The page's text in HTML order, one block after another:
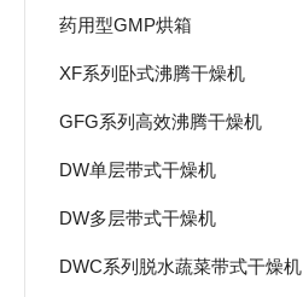
药用型GMP烘箱
XF系列卧式沸腾干燥机
GFG系列高效沸腾干燥机
DW单层带式干燥机
DW多层带式干燥机
DWC系列脱水蔬菜带式干燥机